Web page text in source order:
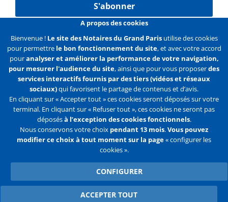
S'abonner
Liens Mentions légales Données personnelles
Politique des cookies Configurer les cookies
Liens
2e
ligne
Accueil Contact Plan du site
Flux
FacebookYoutube
Twitter
A propos des cookies
Bienvenue ! Le site des Notaires du Grand Parisutilise des cookies
pour permettre le bon fonctionnement du site, et avec votre accord
pouranalyser et améliorer la performance de votre navigation,
pour mesurer l'audience du site, ainsi que pour vous proposerdes
services interactifs fournis par des tiers (vidéos et réseaux
sociaux)qui favorisent le partage de contenus et d’avis.
En cliquant sur « Accepter tout » ces cookies seront déposés sur votre
terminal. En cliquant sur « Refuser tout », ces cookies ne seront pas
déposésà l’exception des cookies fonctionnels.
Nous conservons votre choix pendant 13 mois.Vous pouvez
modifier ce choix à tout moment sur la page« configurer les
cookies ».
CONFIGURER
ACCEPTER TOUT
WITHDRAW CONSENT